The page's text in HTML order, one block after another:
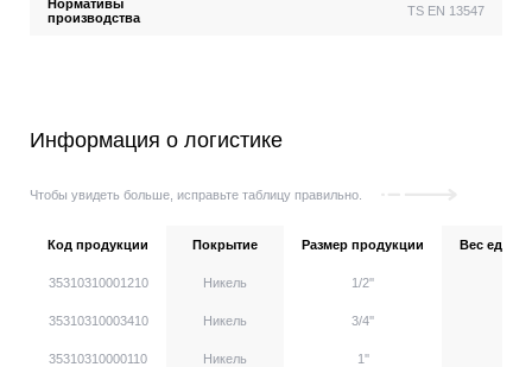
Нормативы
производства
TS EN 13547
Информация о логистике
Чтобы увидеть больше, исправьте таблицу правильно.
Код продукции Покрытие Размер продукции Вес
35310310001210 Никель 1/2''
35310310003410 Никель 3/4''
35310310000110 Никель 1''